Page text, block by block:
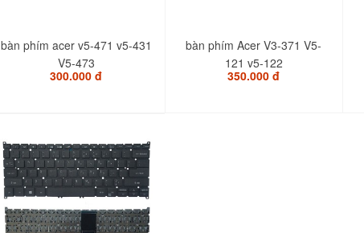
bàn phím acer v5-471 v5-431
V5-473
300.000 đ
bàn phím Acer V3-371 V5-
121 v5-122
350.000 đ